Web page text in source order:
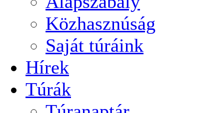
Közhasznúság
Saját túráink
Hírek
Túrák